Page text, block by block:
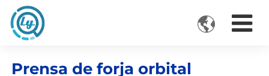
VIDEOS
Prensa de forja orbital